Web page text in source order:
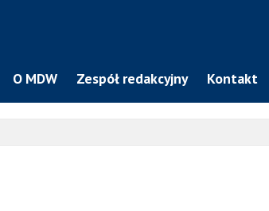
O MDW Zespół redakcyjny Kontakt